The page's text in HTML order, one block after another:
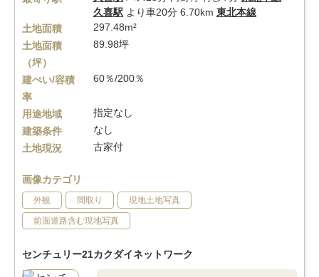
久喜駅 より車20分 6.70km 東北本線
土地面積
297.48m²
土地面積
（坪）
89.98坪
建ぺい/容積
率
60％/200％
用途地域
指定なし
建築条件
なし
土地現況
古家付
画像カテゴリ
外観 間取り 現地土地写真
前面道路含む現地写真
センチュリー21カクダイネットワーク